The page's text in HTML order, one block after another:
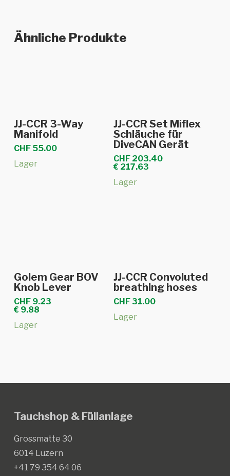
Ähnliche Produkte
In den Warenkorb
JJ-CCR 3-Way
Manifold
CHF55.00
Lager
In den Warenkorb
JJ-CCR Set Miflex
Schläuche für
DiveCAN Gerät
CHF 203.40
€ 217.63
Lager
In den Warenkorb
Golem Gear BOV
Knob Lever
CHF9.23
€9.88
Lager
In den Warenkorb
JJ-CCR Convoluted
breathing hoses
CHF31.00
Lager
Tauchshop & Füllanlage
Grossmatte 30
6014 Luzern
+41 79 354 64 06